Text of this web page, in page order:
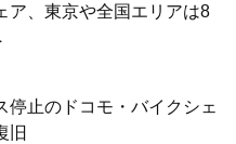
ア、東京や全国エリアは8
停止のドコモ・バイクシェ
旧